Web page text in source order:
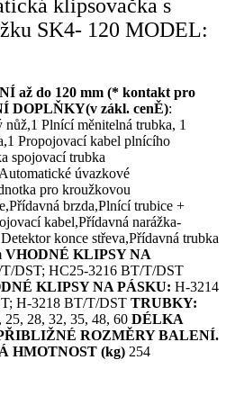
klipsovačka s
SK4- 120 MODEL:
až do 120 mm (* kontakt pro
DOPLŇKY(v zákl. cenĚ):
Plnící měnitelná trubka, 1
Propojovací kabel plnícího
spojovací trubka
úvazkové
pro kroužkovou
brzda,Plnící trubice +
kabel,Přídavná narážka-
konce střeva,Přídavná trubka
VHODNÉ KLIPSY NA
DST; HC25-3216 BT/T/DST
KLIPSY NA PÁSKU: H-3214
H-3218 BT/T/DST TRUBKY:
28, 32, 35, 48, 60 DÉLKA
ROZMĚRY BALENÍ.
HMOTNOST (kg) 254